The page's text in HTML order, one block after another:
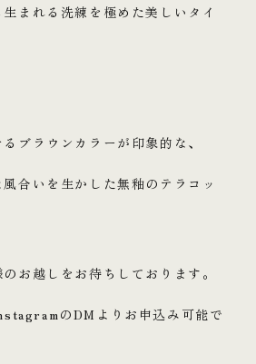
まれる洗練を極めた美しいタイ
ブラウンカラーが印象的な、
合いを生かした無釉のテラコッ
お越しをお待ちしております。
のDMよりお申込み可能で